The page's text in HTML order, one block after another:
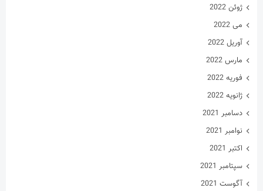
ژوئن 2022
می 2022
آوریل 2022
مارس 2022
فوریه 2022
ژانویه 2022
دسامبر 2021
نوامبر 2021
اکتبر 2021
سپتامبر 2021
آگوست 2021